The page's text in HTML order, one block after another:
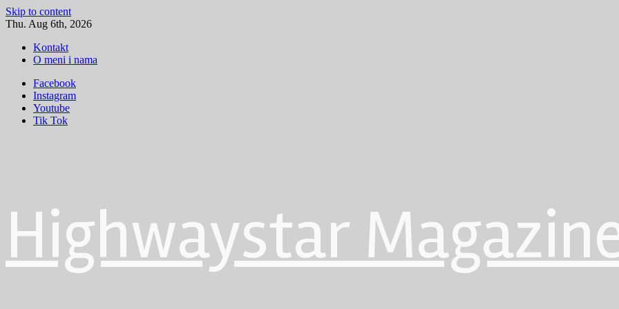
Skip to content
Thu. Aug 6th, 2026
Kontakt
O meni i nama
Facebook
Instagram
Youtube
Tik Tok
Highwaystar